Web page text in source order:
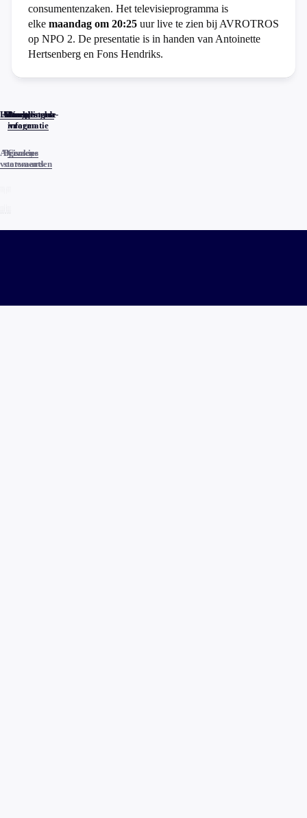
consumentenzaken. Het televisieprogramma is
elke maandag om 20:25 uur live te zien bij AVROTROS
op NPO 2. De presentatie is in handen van Antoinette
Hertsenberg en Fons Hendriks.
Home
Actueel
Uitzendingen
Reacties
Programma-
informatie
Veelgestelde
vragen
Algemene
voorwaarden
Privacy
statements
Cookies